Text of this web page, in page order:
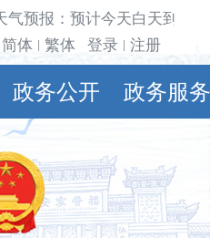
预报：预计今天白天到夜
简体 繁体 登录 注册
政务公开 政务服务